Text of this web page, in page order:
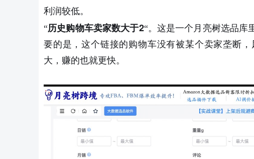
利润较低。
“历史购物车卖家数大于2“。这是一个月亮树选品库
要的是，这个链接的购物车没有被某个卖家垄断
大，赚的也就更快。